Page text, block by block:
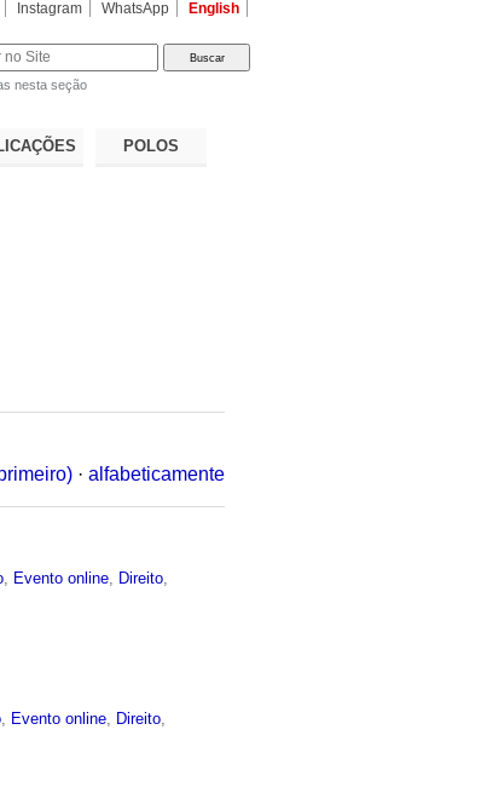
Instagram WhatsApp English
nesta seção
POLOS
· alfabeticamente
Evento online Direito
Evento online Direito